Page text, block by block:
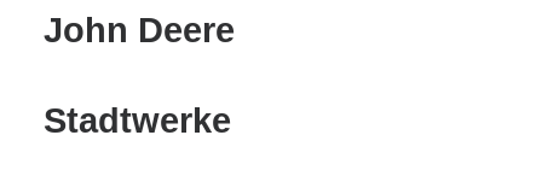
John Deere
Stadtwerke